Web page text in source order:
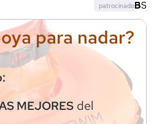
para nadar?
MEJORES del
patrocinado